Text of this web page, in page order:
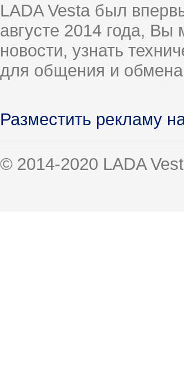
LADA Vesta был
августе 2014 года,
новости, узнать
для общения и
Разместить рекламу
© 2014-2020 LADA